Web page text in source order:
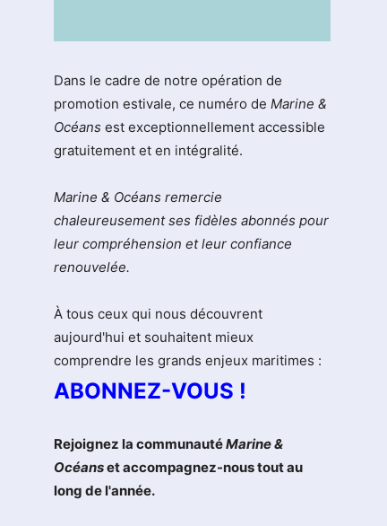
Dans le cadre de notre opération de
promotion estivale, ce numéro de Marine &
Océans est exceptionnellement accessible
gratuitement et en intégralité.
Marine & Océans remercie
chaleureusement ses fidèles abonnés pour
leur compréhension et leur confiance
renouvelée.
À tous ceux qui nous découvrent
aujourd'hui et souhaitent mieux
comprendre les grands enjeux maritimes :
ABONNEZ-VOUS !
Rejoignez la communautéMarine &
Océanset accompagnez-nous tout au
long de l'année.